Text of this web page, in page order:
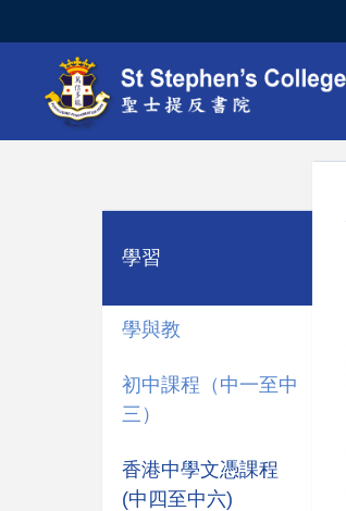
學習
學與教
初中課程（中一至中
三）
香港中學文憑課程
(中四至中六)